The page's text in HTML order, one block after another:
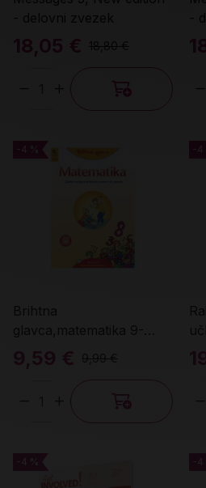
- delovni zvezek
18,05 € 18,80 €
-
-4 %
Brihtna
glavca,matematika 9-
zbirka nalog za utrjevanje
-4 %
9,59 € 9,99 €
-4
-4
-4 %
-4 % -4
-4